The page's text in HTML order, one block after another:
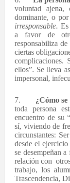
voluntad
dominante, o
irresponsable. Es
a favor de
responsabiliza
ciertas
complicaciones.
ellos”. Se lleva
impersonal,
7. ¿Cómo
toda persona
encuentro de su
sí, viviendo de
circunstantes:
desde el
se desempeñan
relación con
trabajo, los
Trascendencia,